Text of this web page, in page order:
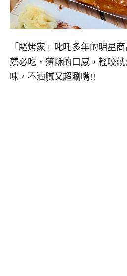
「騷烤家」叱吒多年的明星
薦必吃，薄酥的口感，輕咬
味，不油膩又超涮嘴!!